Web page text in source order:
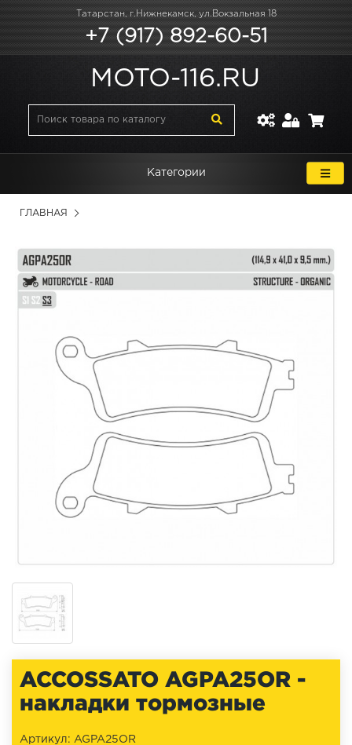
Татарстан, г.Нижнекамск, ул.Вокзальная 18
+7 (917) 892-60-51
MOTO-116.RU
Категории
ГЛАВНАЯ
ACCOSSATO AGPA25OR -
накладки тормозные
Артикул: AGPA25OR